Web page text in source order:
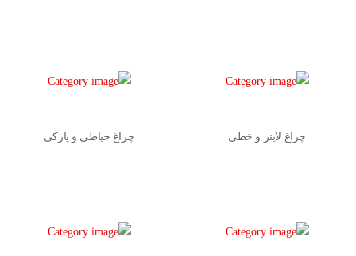
چراغ لاینر و خطی چراغ حیاطی و پارکی